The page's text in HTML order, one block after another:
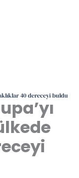
40 dereceyi buldu